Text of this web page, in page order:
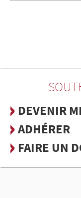
DEVENIR
ADHÉRER
FAIRE UN